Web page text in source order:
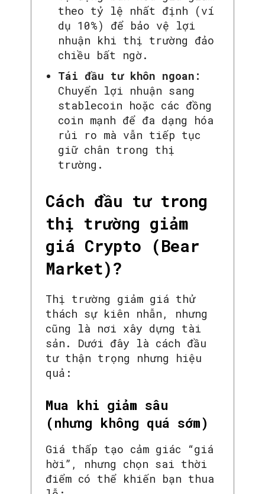
theo tỷ lệ nhất định (ví
dụ 10%) để bảo vệ lợi
nhuận khi thị trường đảo
chiều bất ngờ.
Tái đầu tư khôn ngoan:
Chuyển lợi nhuận sang
stablecoin hoặc các đồng
coin mạnh để đa dạng hóa
rủi ro mà vẫn tiếp tục
giữ chân trong thị
trường.
Cách đầu tư trong
thị trường giảm
giá Crypto (Bear
Market)?
Thị trường giảm giá thử
thách sự kiên nhẫn, nhưng
cũng là nơi xây dựng tài
sản. Dưới đây là cách đầu
tư thận trọng nhưng hiệu
quả:
Mua khi giảm sâu
(nhưng không quá sớm)
Giá thấp tạo cảm giác “giá
hời”, nhưng chọn sai thời
điểm có thể khiến bạn thua